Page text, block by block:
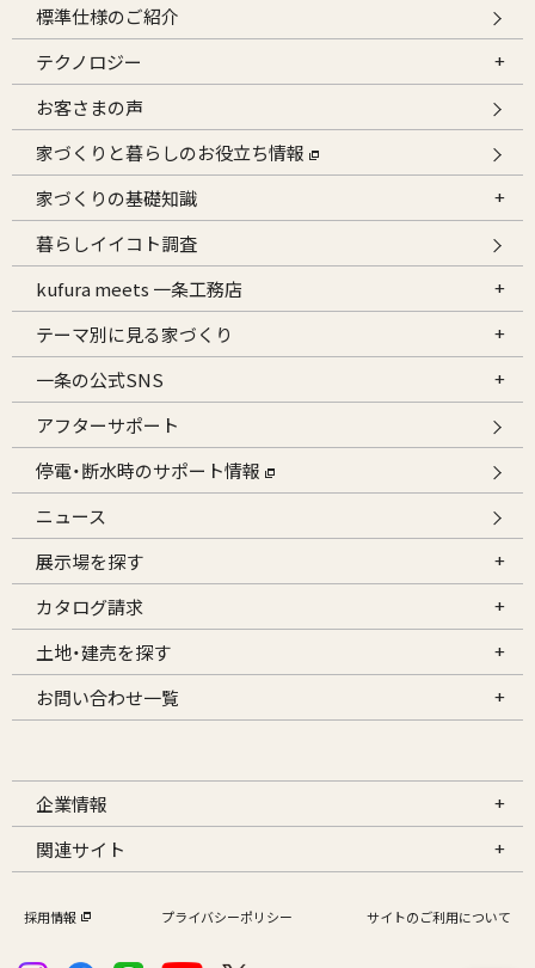
標準仕様のご紹介
テクノロジー
お客さまの声
家づくりと暮らしのお役立ち情報
家づくりの基礎知識
暮らしイイコト調査
kufura meets 一条工務店
テーマ別に見る家づくり
一条の公式SNS
アフターサポート
停電・断水時のサポート情報
ニュース
展示場を探す
カタログ請求
土地・建売を探す
お問い合わせ一覧
企業情報
関連サイト
採用情報 プライバシーポリシー サイトのご利用について